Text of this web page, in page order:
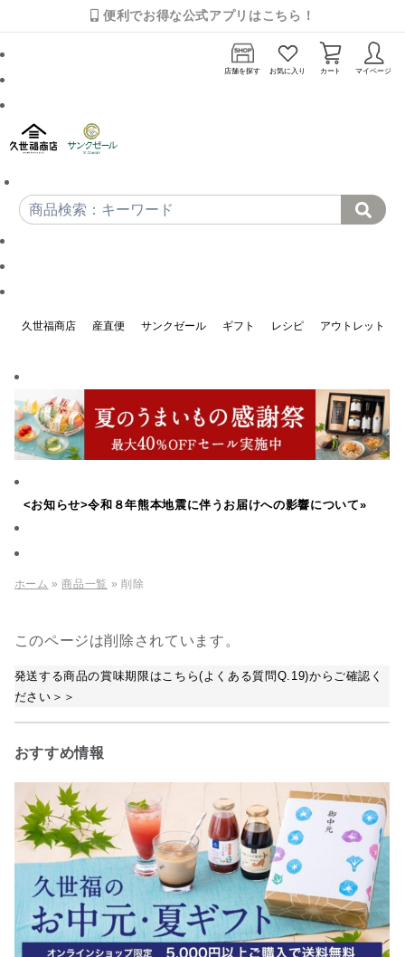
便利でお得な公式アプリはこちら！
店舗を探す お気に入り カート マイページ
久世福商店 産直便 サンクゼール ギフト レシピ アウトレット
<お知らせ>令和８年熊本地震に伴うお届けへの影響について»
ホーム »商品一覧 » 削除
このページは削除されています。
発送する商品の賞味期限はこちら(よくある質問Q.19)からご確認く
ださい＞＞
おすすめ情報